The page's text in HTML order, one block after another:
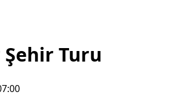
Şehir Turu